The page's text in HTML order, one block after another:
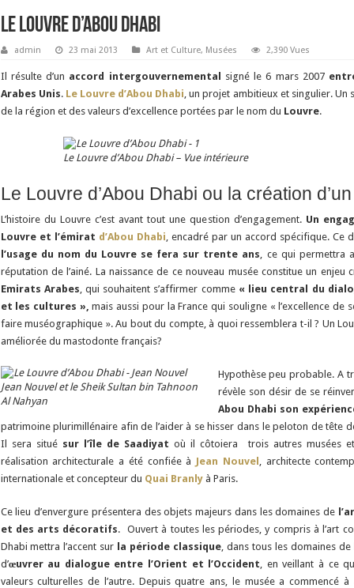
Le Louvre d’Abou Dhabi
admin 23 mai 2013 Art et Culture, Musées 2,390 Vues
Il résulte d’un accord intergouvernemental signé le 6 mars 2007
Arabes Unis. Le Louvre d’Abou Dhabi, un projet ambitieux et singulier. Un
de la région et des valeurs d’excellence portées par le nom du Louvre.
Le Louvre d’Abou Dhabi – Vue intérieure
Le Louvre d’Abou Dhabi ou la création
L’histoire du Louvre c’est avant tout une question d’engagement. Un
Louvre et l’émirat d’Abou Dhabi , encadré par un accord spécifique. Ce
l’usage du nom du Louvre se fera sur trente ans , ce qui permettra
réputation de l’ainé. La naissance de ce nouveau musée constitue un enjeu
Emirats Arabes , qui souhaitent s’affirmer comme « lieu central du
et les cultures »,mais aussi pour la France qui souligne « l’excellence de
faire muséographique ». Au bout du compte, à quoi ressemblera t-il ? Un
améliorée du mastodonte français?
Jean Nouvel et le Sheik Sultan bin Tahnoon
Al Nahyan
Hypothèse peu probable. A
révèle son désir de se
Abou Dhabi son
patrimoine plurimillénaire afin de l’aider à se hisser dans le peloton de tête
Il sera situé sur l’île de Saadiyat où il côtoiera trois autres musées
réalisation architecturale a été confiée à Jean Nouvel , architecte
internationale et concepteur du Quai Branly à Paris.
Ce lieu d’envergure présentera des objets majeurs dans les domaines de
et des arts décoratifs. Ouvert à toutes les périodes, y compris à l’art
Dhabi mettra l’accent sur la période classique , dans tous les domaines
d’œuvrer au dialogue entre l’Orient et l’Occident , en veillant à ce
valeurs culturelles de l’autre. Depuis quatre ans, le musée a commencé